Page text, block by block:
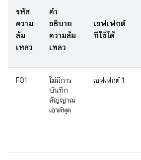
รหัส
ความ
ล้ม
เหลว
คำ
อธิบาย
ความล้ม
เหลว
เอฟเฟกต์
ที่ใช้ได้
F01
ไม่มีการ
บันทึก
สัญญาณ
เอาต์พุต
เอฟเฟกต์ 1